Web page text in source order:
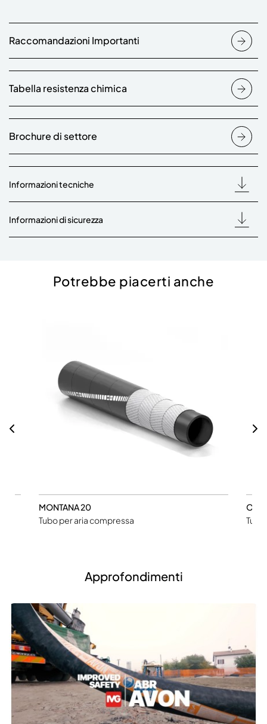
Raccomandazioni Importanti
Tabella resistenza chimica
Brochure di settore
Informazioni tecniche
Informazioni di sicurezza
Potrebbe piacerti anche
MONTANA 20
Tubo per aria compressa
Approfondimenti